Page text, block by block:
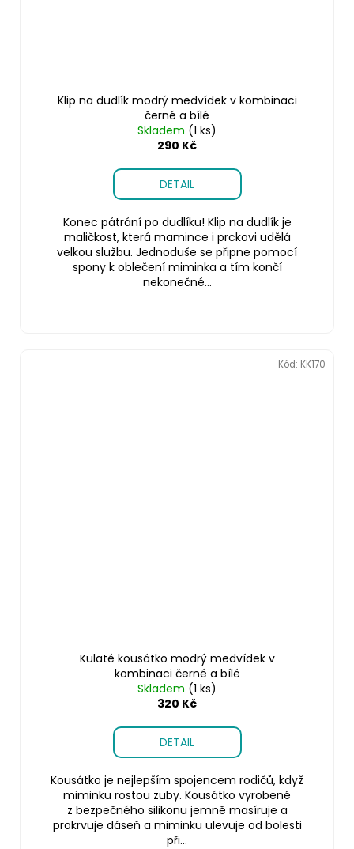
Klip na dudlík modrý medvídek v kombinaci
černé a bílé
Skladem (1 ks)
290 Kč
DETAIL
Konec pátrání po dudlíku! Klip na dudlík je
maličkost, která mamince i prckovi udělá
velkou službu. Jednoduše se připne pomocí
spony k oblečení miminka a tím končí
nekonečné...
Kulaté kousátko modrý medvídek v
kombinaci černé a bílé
Skladem (1 ks)
320 Kč
DETAIL
Kousátko je nejlepším spojencem rodičů, když
miminku rostou zuby. Kousátko vyrobené
z bezpečného silikonu jemně masíruje a
prokrvuje dáseň a miminku ulevuje od bolesti
při...
Kód: KK170